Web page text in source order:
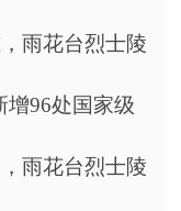
雨花台烈士陵
增96处国家级
雨花台烈士陵